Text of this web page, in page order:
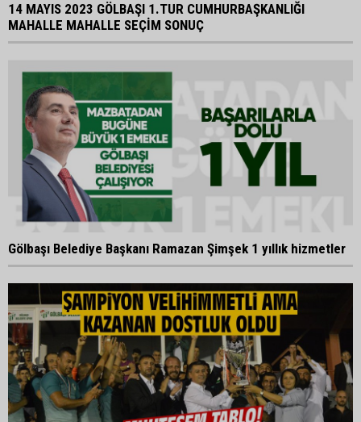
14 MAYIS 2023 GÖLBAŞI 1.TUR CUMHURBAŞKANLIĞI
MAHALLE MAHALLE SEÇİM SONUÇ
Gölbaşı Belediye Başkanı Ramazan Şimşek 1 yıllık hizmetler